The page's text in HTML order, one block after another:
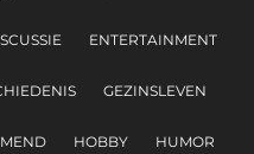
ENTERTAINMENT
GEZINSLEVEN
HOBBY HUMOR